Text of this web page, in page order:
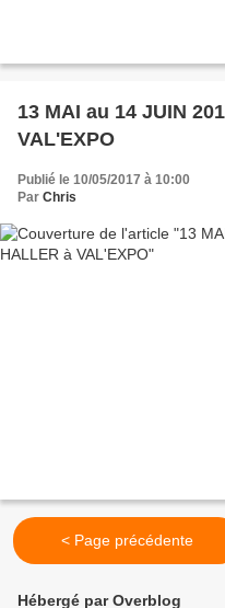
13 MAI au 14 JUIN
VAL'EXPO
Publié le 10/05/2017 à 10:00
Par Chris
< Page précédente
Hébergé par Overblog